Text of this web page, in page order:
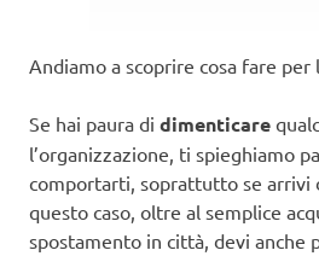
Andiamo a scoprire cosa fare per
Se hai paura di dimenticare
l’organizzazione, ti spieghiamo
comportarti, soprattutto se arrivi
questo caso, oltre al semplice
spostamento in città, devi anche